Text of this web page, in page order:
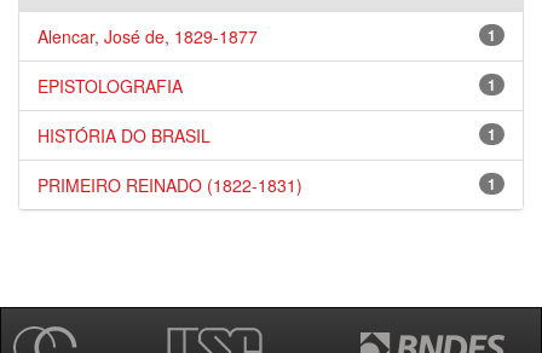
1
Alencar, José de, 1829-1877
1
EPISTOLOGRAFIA
1
HISTÓRIA DO BRASIL
1
PRIMEIRO REINADO (1822-1831)